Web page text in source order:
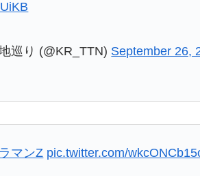
巡り (@KR_TTN) September 26,
マンZ pic.twitter.com/